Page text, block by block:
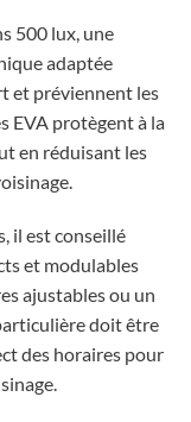
500 lux, une
adaptée
et préviennent les
EVA protègent à la
en réduisant les
il est conseillé
et modulables
ajustables ou un
doit être
des horaires pour